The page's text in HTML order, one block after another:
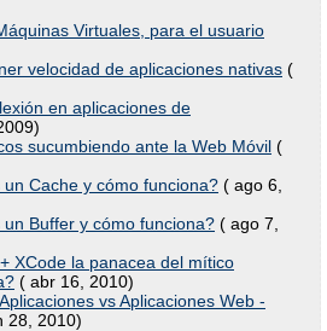
Virtuales, para el usuario
velocidad de aplicaciones nativas (
en aplicaciones de
sucumbiendo ante la Web Móvil (
Cache y cómo funciona? ( ago 6,
Buffer y cómo funciona? ( ago 7,
XCode la panacea del mítico
( abr 16, 2010)
vs Aplicaciones Web -
28, 2010)